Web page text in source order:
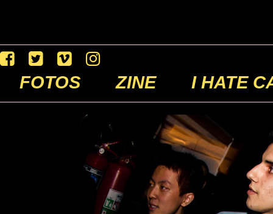
FOTOS ZINE I HATE